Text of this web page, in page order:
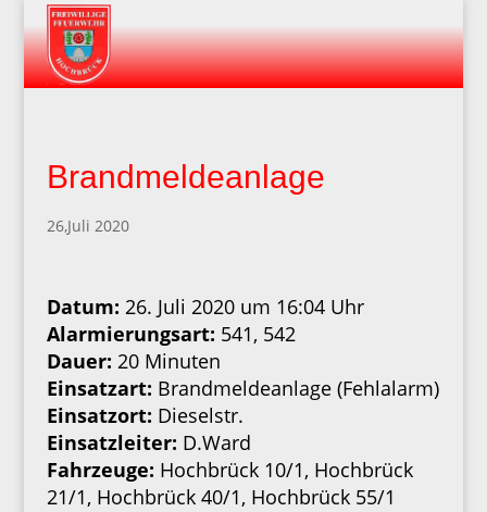
Brandmeldeanlage
26,Juli 2020
Datum: 26. Juli 2020 um 16:04 Uhr
Alarmierungsart: 541, 542
Dauer: 20 Minuten
Einsatzart: Brandmeldeanlage (Fehlalarm)
Einsatzort: Dieselstr.
Einsatzleiter: D.Ward
Fahrzeuge: Hochbrück 10/1, Hochbrück
21/1, Hochbrück 40/1, Hochbrück 55/1